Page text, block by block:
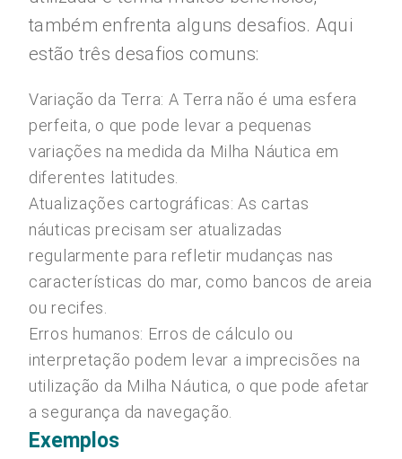
também enfrenta alguns desafios. Aqui
estão três desafios comuns:
Variação da Terra: A Terra não é uma esfera
perfeita, o que pode levar a pequenas
variações na medida da Milha Náutica em
diferentes latitudes.
Atualizações cartográficas: As cartas
náuticas precisam ser atualizadas
regularmente para refletir mudanças nas
características do mar, como bancos de areia
ou recifes.
Erros humanos: Erros de cálculo ou
interpretação podem levar a imprecisões na
utilização da Milha Náutica, o que pode afetar
a segurança da navegação.
Exemplos